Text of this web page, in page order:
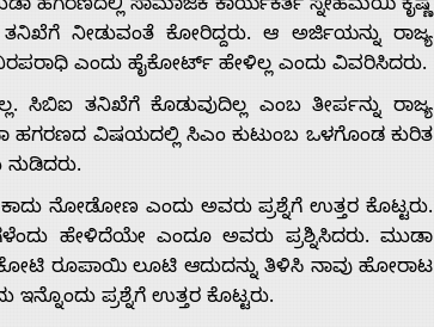
ಹಗರಣದಲ್ಲಿ ಸಾಮಾಜಿಕ ಕಾರ್ಯಕರ್ತ ಸ್ನೇಹಮಯಿ ಕೃಷ್ಣ
ನೀಡುವಂತೆ ಕೋರಿದ್ದರು. ಆ ಅರ್ಜಿಯನ್ನು ರಾಜ್ಯ
ಎಂದು ಹೈಕೋರ್ಟ್ ಹೇಳಿಲ್ಲ ಎಂದು ವಿವರಿಸಿದರು.
ಸಿಬಿಐ ತನಿಖೆಗೆ ಕೊಡುವುದಿಲ್ಲ ಎಂಬ ತೀರ್ಪನ್ನು ರಾಜ್ಯ
ವಿಷಯದಲ್ಲಿ ಸಿಎಂ ಕುಟುಂಬ ಒಳಗೊಂಡ ಕುರಿತ
ನೋಡೋಣ ಎಂದು ಅವರು ಪ್ರಶ್ನೆಗೆ ಉತ್ತರ ಕೊಟ್ಟರು.
ಹೇಳಿದೆಯೇ ಎಂದೂ ಅವರು ಪ್ರಶ್ನಿಸಿದರು. ಮುಡಾ
ಕೋಟಿ ರೂಪಾಯಿ ಲೂಟಿ ಆದುದನ್ನು ತಿಳಿಸಿ ನಾವು ಹೋರಾಟ
ಪ್ರಶ್ನೆಗೆ ಉತ್ತರ ಕೊಟ್ಟರು.